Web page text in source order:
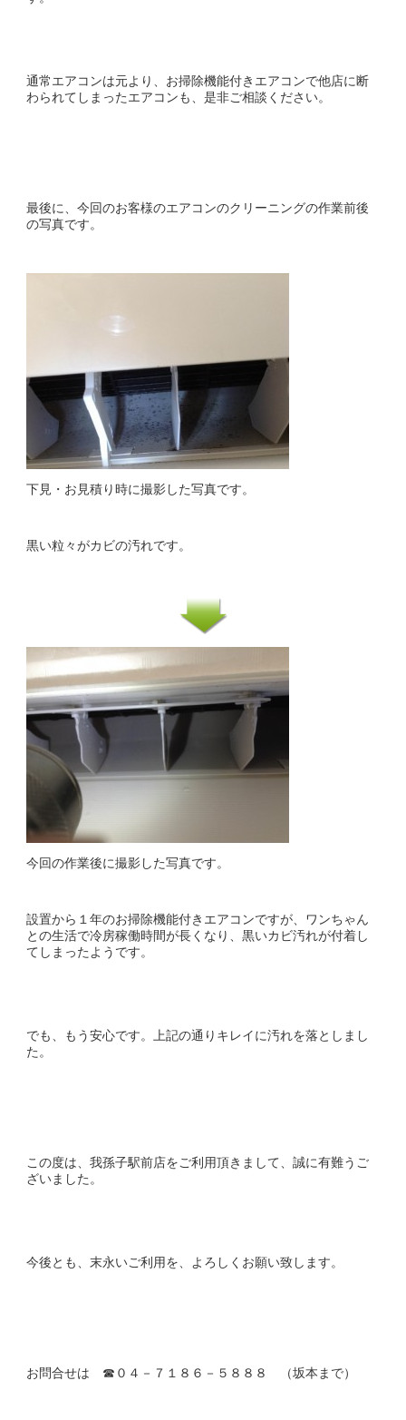
通常エアコンは元より、お掃除機能付きエアコンで他店に断
わられてしまったエアコンも、是非ご相談ください。
最後に、今回のお客様のエアコンのクリーニングの作業前後
の写真です。
下見・お見積り時に撮影した写真です。
黒い粒々がカビの汚れです。
今回の作業後に撮影した写真です。
設置から１年のお掃除機能付きエアコンですが、ワンちゃん
との生活で冷房稼働時間が長くなり、黒いカビ汚れが付着し
てしまったようです。
でも、もう安心です。上記の通りキレイに汚れを落としまし
た。
この度は、我孫子駅前店をご利用頂きまして、誠に有難うご
ざいました。
今後とも、末永いご利用を、よろしくお願い致します。
お問合せは ☎０４－７１８６－５８８８ （坂本まで）